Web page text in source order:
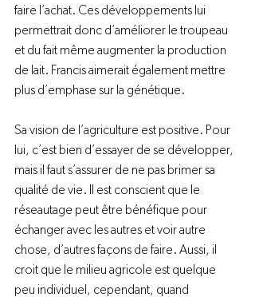
faire l’achat. Ces développements lui
permettrait donc d’améliorer le troupeau
et du fait même augmenter la production
de lait. Francis aimerait également mettre
plus d’emphase sur la génétique.
Sa vision de l’agriculture est positive. Pour
lui, c’est bien d’essayer de se développer,
mais il faut s’assurer de ne pas brimer sa
qualité de vie. Il est conscient que le
réseautage peut être bénéfique pour
échanger avec les autres et voir autre
chose, d’autres façons de faire. Aussi, il
croit que le milieu agricole est quelque
peu individuel, cependant, quand